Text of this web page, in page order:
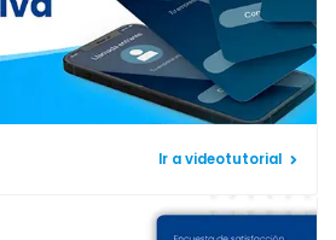
Ir a videotutorial